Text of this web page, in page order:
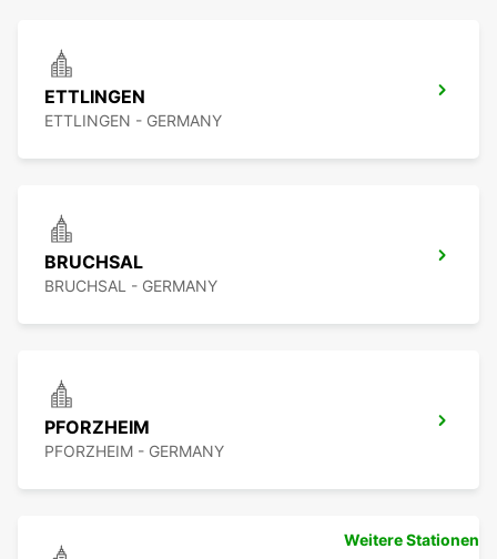
ETTLINGEN
ETTLINGEN - GERMANY
BRUCHSAL
BRUCHSAL - GERMANY
PFORZHEIM
PFORZHEIM - GERMANY
Weitere Stationen